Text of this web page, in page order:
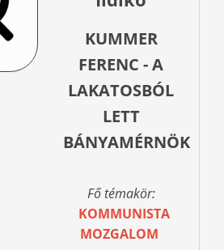
KUMMER
FERENC - A
LAKATOSBÓL
LETT
BÁNYAMÉRNÖK
Fő témakör:
KOMMUNISTA
MOZGALOM